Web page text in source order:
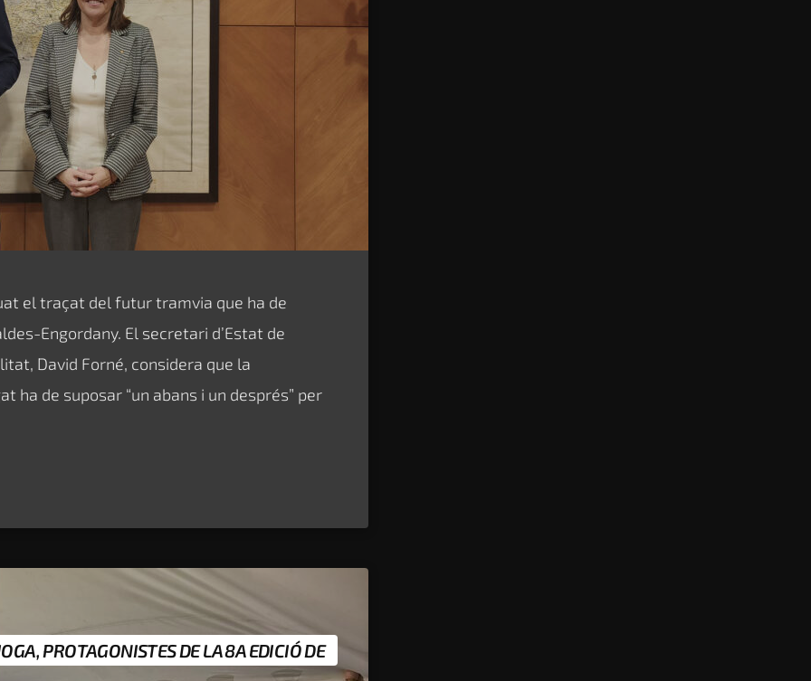
el traçat del futur tramvia que ha de
Engordany. El secretari d’Estat de
David Forné, considera que la
ha de suposar “un abans i un després” per
PROTAGONISTES DE LA 8A EDICIÓ DE